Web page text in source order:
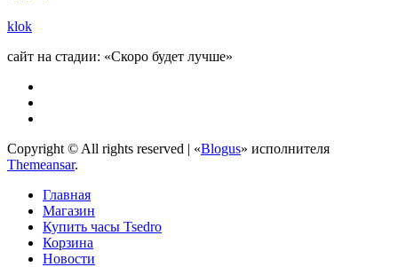
klok
сайт на стадии: «Скоро будет лучше»
Copyright © All rights reserved | «Blogus» исполнителя
Themeansar.
Главная
Магазин
Купить часы Tsedro
Корзина
Новости